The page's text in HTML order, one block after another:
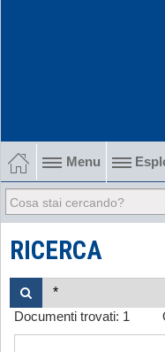
Menu
1902-1915 Gli esordi
1915-1945 Tra le due
1945-1968 Dalla
1968-2022 Dalla
RICERCA
Documenti trovati: 1